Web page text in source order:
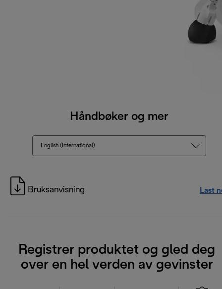
Håndbøker og mer
English (International)
Bruksanvisning Last
Registrer produktet og gled deg
over en hel verden av gevinster